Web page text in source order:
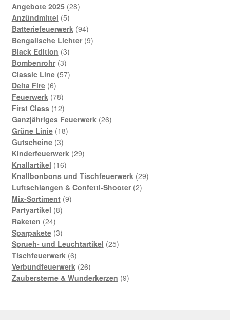
Angebote 2025 2828
Anzündmittel 55
Produkte
Batteriefeuerwerk 9494
Produkte
Bengalische Lichter 99
Black Edition 33
Bombenrohr 33
Produkte
Classic Line 5757
Delta Fire 66
Produkte
Feuerwerk 7878
Produkte
First Class 1212
Produkte
Ganzjähriges Feuerwerk 2626
Grüne Linie 1818
Gutscheine 33
Produkte
Kinderfeuerwerk 2929
Knallartikel 1616
Produkte
Knallbonbons und Tischfeuerwerk 2929
Luftschlangen & Confetti-Shooter 22
Mix-Sortiment 99
Partyartikel 88
Raketen 2424
Produkte
Sparpakete 33
Produkte
Sprueh- und Leuchtartikel 2525
Tischfeuerwerk 66
Produkte
Verbundfeuerwerk 2626
Produkte
Zaubersterne & Wunderkerzen 99